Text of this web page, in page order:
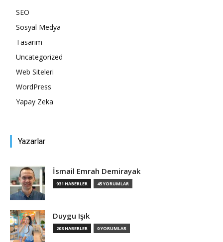
SEO
Sosyal Medya
Tasarım
Uncategorized
Web Siteleri
WordPress
Yapay Zeka
Yazarlar
İsmail Emrah Demirayak
931 HABERLER 45 YORUMLAR
Duygu Işık
208 HABERLER 0 YORUMLAR